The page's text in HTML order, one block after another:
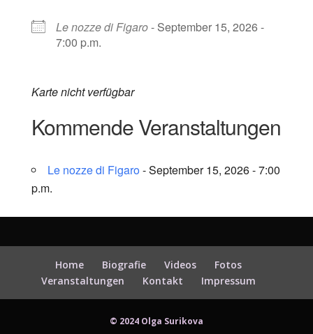
Le nozze di Figaro- September 15, 2026 -
7:00 p.m.
Karte nicht verfügbar
Kommende Veranstaltungen
Le nozze di Figaro- September 15, 2026 - 7:00
p.m.
Home Biografie Videos
Fotos
Veranstaltungen
Kontakt Impressum
© 2024 Olga Surikova